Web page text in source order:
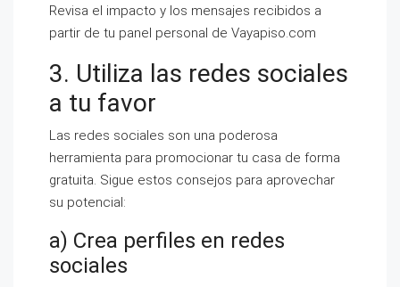
Revisa el impacto y los mensajes recibidos a
partir de tu panel personal de Vayapiso.com
3. Utiliza las redes sociales
a tu favor
Las redes sociales son una poderosa
herramienta para promocionar tu casa de forma
gratuita. Sigue estos consejos para aprovechar
su potencial:
a) Crea perfiles en redes
sociales